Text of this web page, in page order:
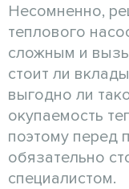
Несомненно,
теплового
сложным и
стоит ли
выгодно ли
окупаемость
поэтому перед
обязательно
специалистом.